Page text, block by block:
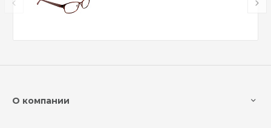
О компании